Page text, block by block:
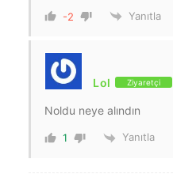
-2 Yanıtla
Lol Ziyaretçi
Noldu neye alındın
1 Yanıtla